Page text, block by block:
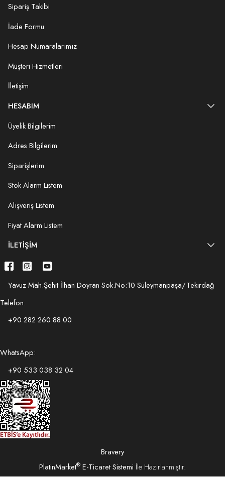
Sipariş Takibi
İade Formu
Hesap Numaralarımız
Müşteri Hizmetleri
İletişim
HESABIM
Üyelik Bilgilerim
Adres Bilgilerim
Siparişlerim
Stok Alarm Listem
Alışveriş Listem
Fiyat Alarm Listem
İLETIŞIM
Yavuz Mah.Şehit İlhan Doyran Sok.No:10 Süleymanpaşa/Tekirdağ
Telefon:
+90 282 260 88 00
WhatsApp:
+90 533 038 32 04
Bravery
PlatinMarket® E-Ticaret Sistemi İle Hazırlanmıştır.